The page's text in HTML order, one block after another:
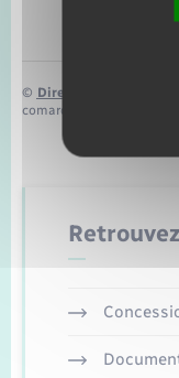
© Direction de
comarquage developpé